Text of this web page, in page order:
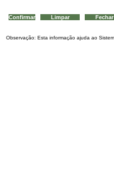
Observação: Esta informação ajuda ao